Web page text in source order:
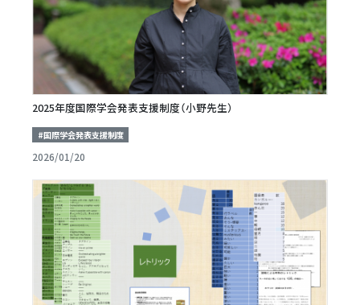
2025年度国際学会発表支援制度（小野先生）
#国際学会発表支援制度
2026/01/20